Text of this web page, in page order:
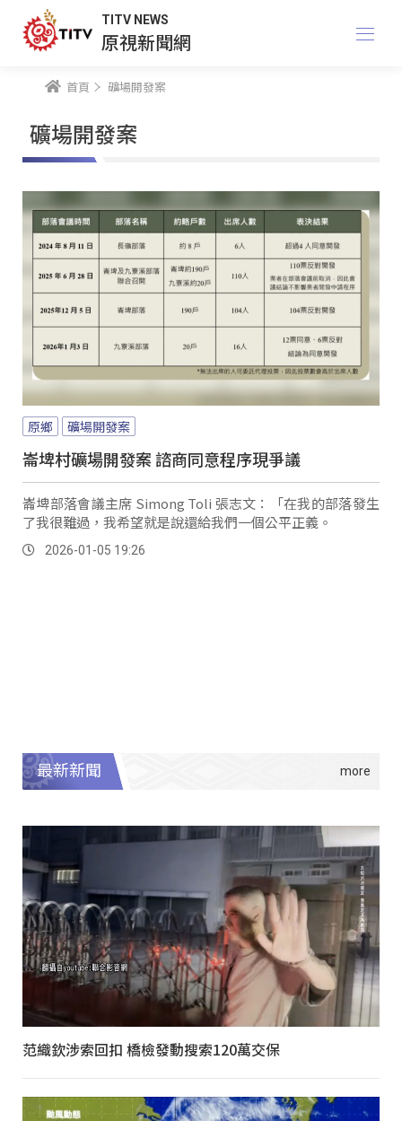
TITV NEWS
原視新聞網
首頁 礦場開發案
礦場開發案
原鄉 礦場開發案
崙埤村礦場開發案 諮商同意程序現爭議
崙埤部落會議主席 Simong Toli 張志文：「在我的部落發生
了我很難過，我希望就是說還給我們一個公平正義。
2026-01-05 19:26
最新新聞
范織欽涉索回扣 橋檢發動搜索120萬交保